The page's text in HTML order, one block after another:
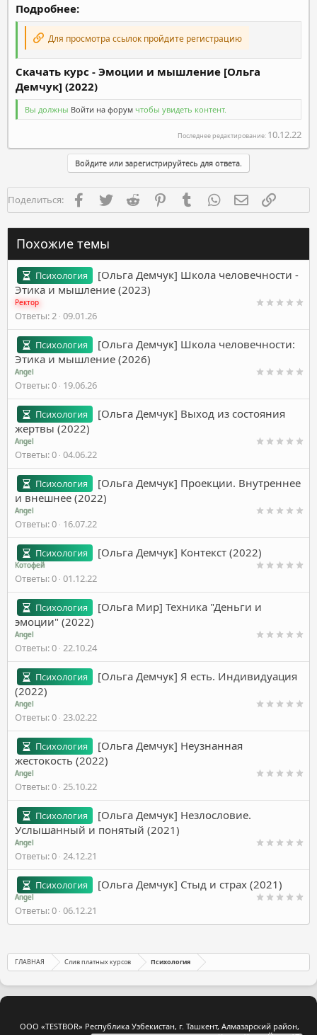
Подробнее:
Для просмотра ссылок пройдите регистрацию
Скачать курс - Эмоции и мышление [Ольга
Демчук] (2022)
Вы должны Войти на форум чтобы увидеть контент.
Последнее редактирование: 10.12.22
Войдите или зарегистрируйтесь для ответа.
Поделиться: FacebookTwitter Reddit PinterestTumblr WhatsAppЭлектронная
Похожие темы
Психология
[Ольга Демчук] Школа человечности -
Этика и мышление (2023)
Ректор
Ответы 2 09.01.26
Психология
[Ольга Демчук] Школа человечности:
Этика и мышление (2026)
Angel
Ответы 0 19.06.26
Психология
[Ольга Демчук] Выход из состояния
жертвы (2022)
Angel
Ответы 0 04.06.22
Психология
[Ольга Демчук] Проекции. Внутреннее
и внешнее (2022)
Angel
Ответы 0 16.07.22
Психология [Ольга Демчук] Контекст (2022)
Котофей
Ответы 0 01.12.22
Психология
[Ольга Мир] Техника "Деньги и
эмоции" (2022)
Angel
Ответы 0 22.10.24
Психология
[Ольга Демчук] Я есть. Индивидуация
(2022)
Angel
Ответы 0 23.02.22
Психология
[Ольга Демчук] Неузнанная
жестокость (2022)
Angel
Ответы 0 25.10.22
Психология
[Ольга Демчук] Незлословие.
Услышанный и понятый (2021)
Angel
Ответы 0 24.12.21
Психология [Ольга Демчук] Стыд и страх (2021)
Angel
Ответы 0 06.12.21
ГЛАВНАЯ Слив платных курсов Психология
ООО «TESTBOR» Республика Узбекистан, г. Ташкент, Алмазарский район,